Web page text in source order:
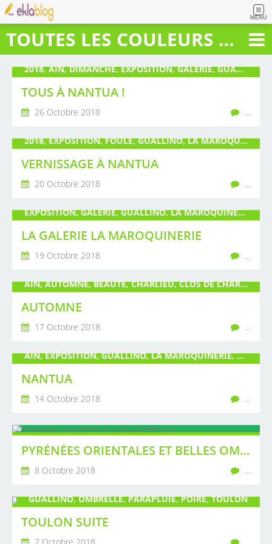
MENU
TOUTES LES COULEURS DU BONHEUR
2018, AIN, DIMANCHE, EXPOSITION, GALERIE, GUALLINO, LA MAROQUINERIE, LIVRE, NANTUA, OMBRELLE, PARAPLUIE, PLAID, POIRÉ, SAMEDI, SCULPTURE, SOIE, TOILE
TOUS À NANTUA !
26 Octobre 2018 …
2018, EXPOSITION, FOULE, GUALLINO, LA MAROQUINERIE, LIVRE, NANTUA, OCTOBRE, PARAPLUIE, PEINTURE, PLAID, POIRÉ, SCULPTURE, SOIE, VERNISSAGE
VERNISSAGE À NANTUA
20 Octobre 2018 …
EXPOSITION, GALERIE, GUALLINO, LA MAROQUINERIE, LIVRE, NANTUA, NOVEMBRE, OCTOBRE, OMBRELLE, PARAPLUIE, PLAID, POIRÉ, SOIE
LA GALERIE LA MAROQUINERIE
19 Octobre 2018 …
AIN, AUTOMNE, BEAUTÉ, CHARLIEU, CLOS DE CHARLIEU, GUALLINO, LAC, NANTUA, OMBRELLE, PARAPLUIE, PAYSAGE, POIRÉ, REFLET
AUTOMNE
17 Octobre 2018 …
AIN, EXPOSITION, GUALLINO, LA MAROQUINERIE, LAC, LIVRES, NANTUA, PARAPLUIE, PEINTURE, POIRÉ, SCULPTURE
NANTUA
14 Octobre 2018 …
PYRÉNÉES ORIENTALES ET BELLES OMBRELLES
8 Octobre 2018 …
GUALLINO, OMBRELLE, PARAPLUIE, POIRÉ, TOULON
TOULON SUITE